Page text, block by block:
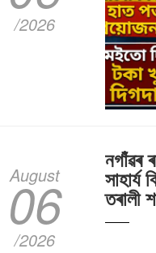
/2026
August
06
/2026
নগাঁৱৰ
সাহাৰ্য
তৰালী